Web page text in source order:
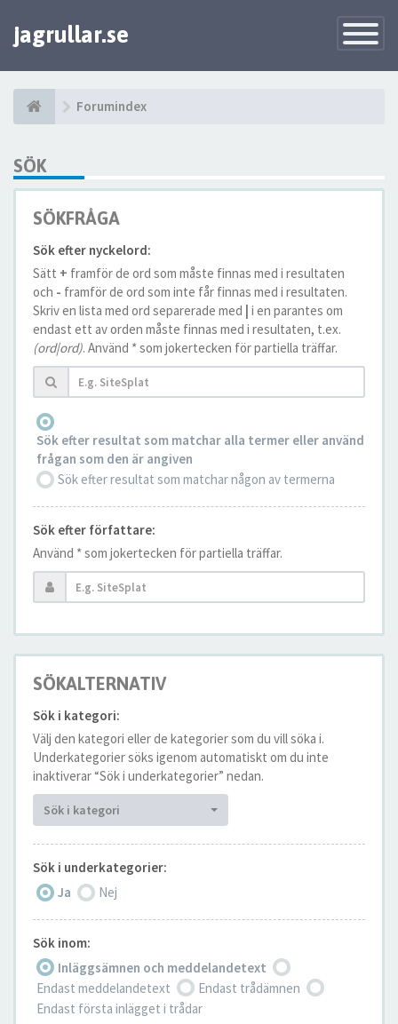
Toggle
jagrullar.se
Forumindex
SÖK
SÖKFRÅGA
Sök efter nyckelord:
Sätt + framför de ord som måste finnas med i resultaten
och - framför de ord som inte får finnas med i resultaten.
Skriv en lista med ord separerade med | i en parantes om
endast ett av orden måste finnas med i resultaten, t.ex.
(ord|ord). Använd * som jokertecken för partiella träffar.
Sök efter resultat som matchar alla termer eller använd
frågan som den är angiven
Sök efter resultat som matchar någon av termerna
Sök efter författare:
Använd * som jokertecken för partiella träffar.
SÖKALTERNATIV
Sök i kategori:
Välj den kategori eller de kategorier som du vill söka i.
Underkategorier söks igenom automatiskt om du inte
inaktiverar “Sök i underkategorier” nedan.
Sök i kategori
Sök i underkategorier:
Ja
Nej
Sök inom:
Inläggsämnen och meddelandetext
Endast meddelandetext
Endast trådämnen
Endast första inlägget i trådar